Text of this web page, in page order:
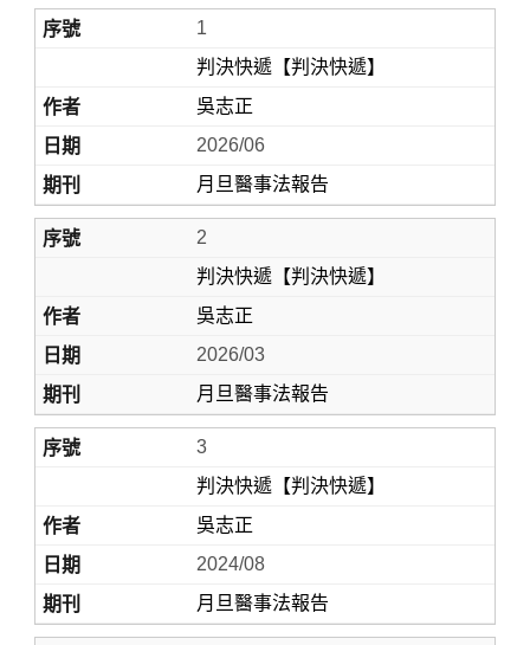
Home
1
判決快遞【判決快遞】
吳志正
2026/06
月旦醫事法報告
2
判決快遞【判決快遞】
吳志正
2026/03
月旦醫事法報告
3
判決快遞【判決快遞】
吳志正
2024/08
月旦醫事法報告